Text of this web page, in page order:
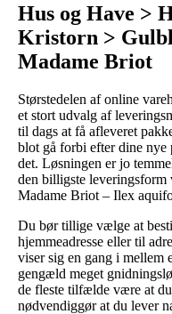
Hus og Have >
Kristorn >
Madame Briot
Størstedelen af online
et stort udvalg af
til dags at få afleveret
blot gå forbi efter dine
det. Løsningen er jo
den billigste
Madame Briot – Ilex
Du bør tillige vælge at
hjemmeadresse eller til
viser sig en gang i mellem
gengæld meget
de fleste tilfælde være at
nødvendiggør at du lever